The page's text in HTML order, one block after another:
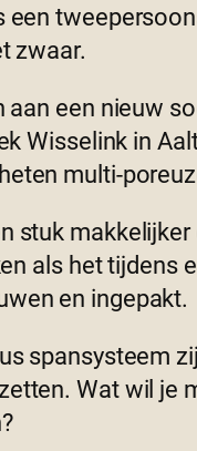
zwaar.
aan een nieuw
Wisselink in
multi-
stuk
als het tijdens
en ingepakt.
spansysteem
Wat wil je